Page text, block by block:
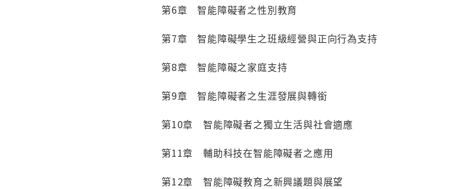
第6章 智能障礙者之性別教育
第7章 智能障礙學生之班級經營與正向行為支持
第8章 智能障礙之家庭支持
第9章 智能障礙者之生涯發展與轉銜
第10章 智能障礙者之獨立生活與社會適應
第11章 輔助科技在智能障礙者之應用
第12章 智能障礙教育之新興議題與展望